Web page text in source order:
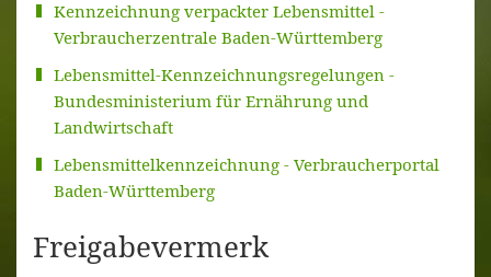
Kennzeichnung verpackter Lebensmittel -
Verbraucherzentrale Baden-Württemberg
Lebensmittel-Kennzeichnungsregelungen -
Bundesministerium für Ernährung und
Landwirtschaft
Lebensmittelkennzeichnung - Verbraucherportal
Baden-Württemberg
Freigabevermerk